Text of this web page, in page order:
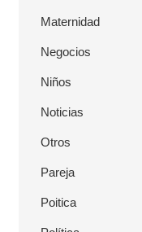
Maternidad
Negocios
Niños
Noticias
Otros
Pareja
Poitica